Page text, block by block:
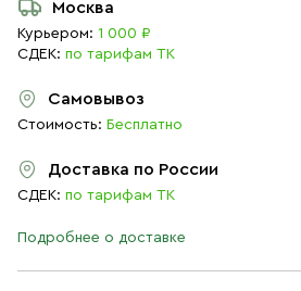
Москва
Курьером: 1 000 ₽
СДЕК: по тарифам ТК
Самовывоз
Стоимость: Бесплатно
Доставка по России
СДЕК: по тарифам ТК
Подробнее о доставке